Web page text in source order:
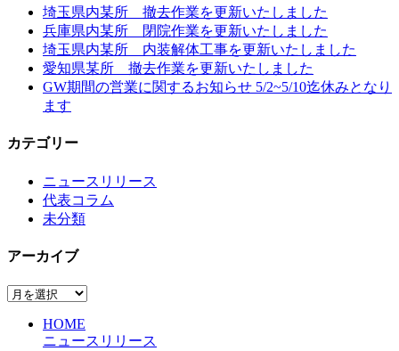
埼玉県内某所 撤去作業を更新いたしました
兵庫県内某所 閉院作業を更新いたしました
埼玉県内某所 内装解体工事を更新いたしました
愛知県某所 撤去作業を更新いたしました
GW期間の営業に関するお知らせ 5/2~5/10迄休みとなり
ます
カテゴリー
ニュースリリース
代表コラム
未分類
アーカイブ
ア
HOME
ニュースリリース